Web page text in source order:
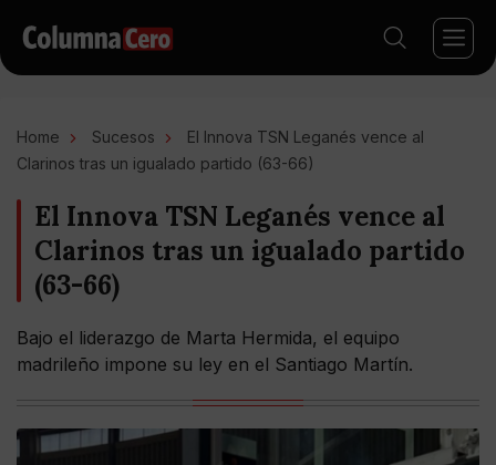
Home Sucesos
El Innova TSN Leganés vence al
Clarinos tras un igualado partido (63-66)
El Innova TSN Leganés vence al
Clarinos tras un igualado partido
(63-66)
Bajo el liderazgo de Marta Hermida, el equipo
madrileño impone su ley en el Santiago Martín.